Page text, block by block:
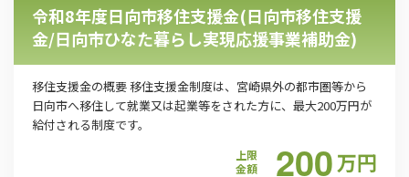
令和8年度日向市移住支援金(日向市移住支援
金/日向市ひなた暮らし実現応援事業補助金)
移住支援金の概要 移住支援金制度は、宮崎県外の都市圏等から
日向市へ移住して就業又は起業等をされた方に、最大200万円が
給付される制度です。
上限
金額
200万円